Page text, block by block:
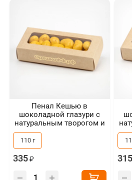
Пенал Кешью в
шоколадной глазури с
натуральным творогом и
сублимированной
110 г
335 315